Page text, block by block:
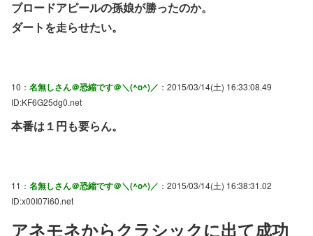
ブロードアピールの孫娘が勝ったのか。
ダートを走らせたい。
10： 名無しさん＠恐縮です＠＼(^o^)／ ：2015/03/14(土) 16:33:08.49
ID:KF6G25dg0.net
本番は１円も要らん。
11： 名無しさん＠恐縮です＠＼(^o^)／ ：2015/03/14(土) 16:38:31.02
ID:x00I07i60.net
アネモネからクラシックに出て成功